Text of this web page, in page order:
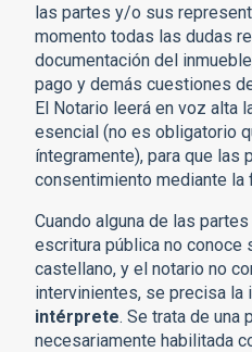
las partes y/o sus
momento todas las dudas
documentación del
pago y demás cuestiones
El Notario leerá en voz alta
esencial (no es obligatorio
íntegramente), para que las
consentimiento mediante la
Cuando alguna de las
escritura pública no conoce
castellano, y el notario no
intervinientes, se precisa la
intérprete. Se trata de una
necesariamente habilitada